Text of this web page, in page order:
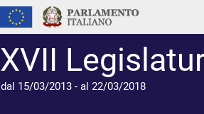
XVII
dal 15/03/2013 - al 22/03/2018